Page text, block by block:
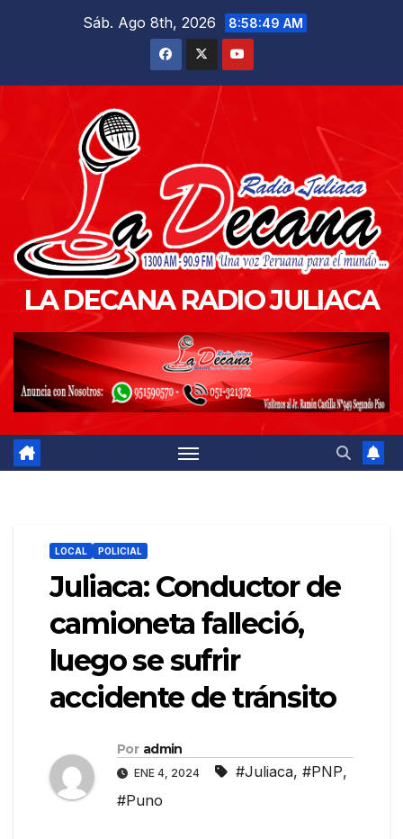
Sáb. Ago 8th, 2026 8:58:50 AM
LA DECANA RADIO JULIACA
LOCAL POLICIAL
Juliaca: Conductor de
camioneta falleció,
luego se sufrir
accidente de tránsito
Por admin
ENE 4, 2024 #Juliaca, #PNP,
#Puno